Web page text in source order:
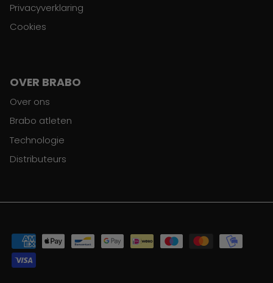
Privacyverklaring
Cookies
OVER BRABO
Over ons
Brabo atleten
Technologie
Distributeurs